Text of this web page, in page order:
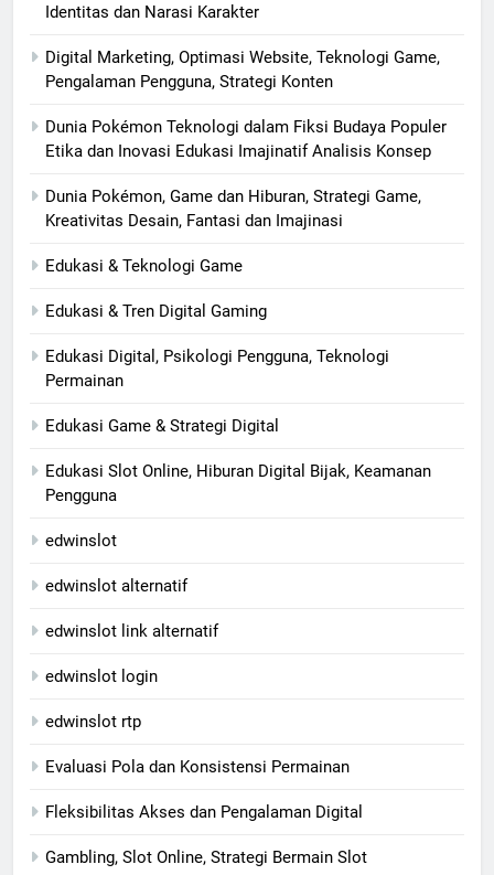
Identitas dan Narasi Karakter
Digital Marketing, Optimasi Website, Teknologi Game,
Pengalaman Pengguna, Strategi Konten
Dunia Pokémon Teknologi dalam Fiksi Budaya Populer
Etika dan Inovasi Edukasi Imajinatif Analisis Konsep
Dunia Pokémon, Game dan Hiburan, Strategi Game,
Kreativitas Desain, Fantasi dan Imajinasi
Edukasi & Teknologi Game
Edukasi & Tren Digital Gaming
Edukasi Digital, Psikologi Pengguna, Teknologi
Permainan
Edukasi Game & Strategi Digital
Edukasi Slot Online, Hiburan Digital Bijak, Keamanan
Pengguna
edwinslot
edwinslot alternatif
edwinslot link alternatif
edwinslot login
edwinslot rtp
Evaluasi Pola dan Konsistensi Permainan
Fleksibilitas Akses dan Pengalaman Digital
Gambling, Slot Online, Strategi Bermain Slot